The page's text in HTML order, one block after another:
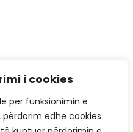
i cookies
për funksionimin e
edhe cookies
nr. 65-1, Lakrishtë,